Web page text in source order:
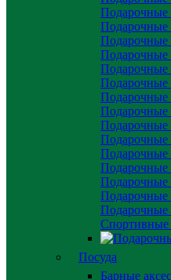
Подарочные
Подарочные
Подарочные
Подарочные
Подарочные
Подарочные
Подарочные
Подарочные
Подарочные
Подарочные
Подарочные
Подарочные
Подарочные
Подарочные
Подарочные
Спортивные
Посуда
Барные